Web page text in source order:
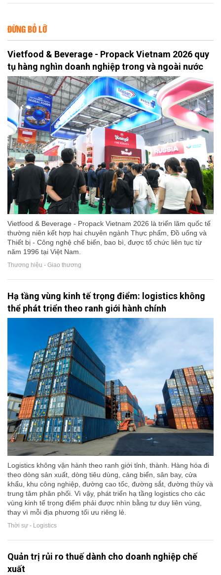
ĐỪNG BỎ LỠ
Vietfood & Beverage - Propack Vietnam 2026 quy
tụ hàng nghìn doanh nghiệp trong và ngoài nước
Vietfood & Beverage - Propack Vietnam 2026 là triển lãm quốc tế
thường niên kết hợp hai chuyên ngành Thực phẩm, Đồ uống và
Thiết bị - Công nghệ chế biến, bao bì, được tổ chức liên tục từ
năm 1996 tại Việt Nam.
Thương hiệu - Giao thương
Hạ tầng vùng kinh tế trọng điểm: logistics không
thể phát triển theo ranh giới hành chính
Logistics không vận hành theo ranh giới tỉnh, thành. Hàng hóa đi
theo dòng sản xuất, dòng tiêu dùng, cảng biển, sân bay, cửa
khẩu, khu công nghiệp, đường cao tốc, đường sắt, đường thủy và
trung tâm phân phối. Vì vậy, phát triển hạ tầng logistics cho các
vùng kinh tế trọng điểm phải được nhìn bằng tư duy liên vùng,
thay vì mỗi địa phương tối ưu riêng lẻ.
Thời sự - Logistics
Quản trị rủi ro thuế dành cho doanh nghiệp chế
xuất